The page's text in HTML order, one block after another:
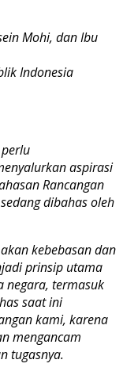
Mohi, dan Ibu
Indonesia
aspirasi
Rancangan
dibahas oleh
kebebasan dan
prinsip utama
negara, termasuk
saat ini
kami, karena
mengancam
tugasnya.